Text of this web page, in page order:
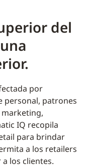
del
por
personal, patrones
IQ recopila
para brindar
a los retailers
los clientes.